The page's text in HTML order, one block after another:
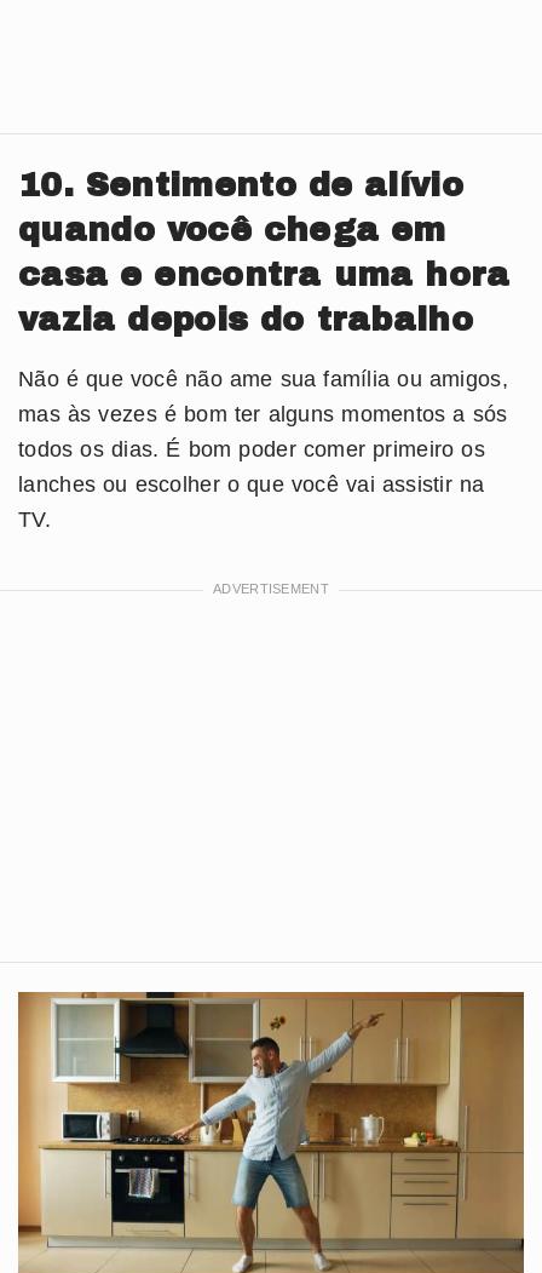
10. Sentimento de alívio
quando você chega em
casa e encontra uma hora
vazia depois do trabalho
Não é que você não ame sua família ou amigos,
mas às vezes é bom ter alguns momentos a sós
todos os dias. É bom poder comer primeiro os
lanches ou escolher o que você vai assistir na
TV.